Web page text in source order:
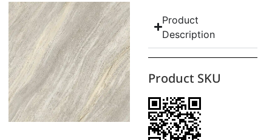
Product
Description
Product SKU